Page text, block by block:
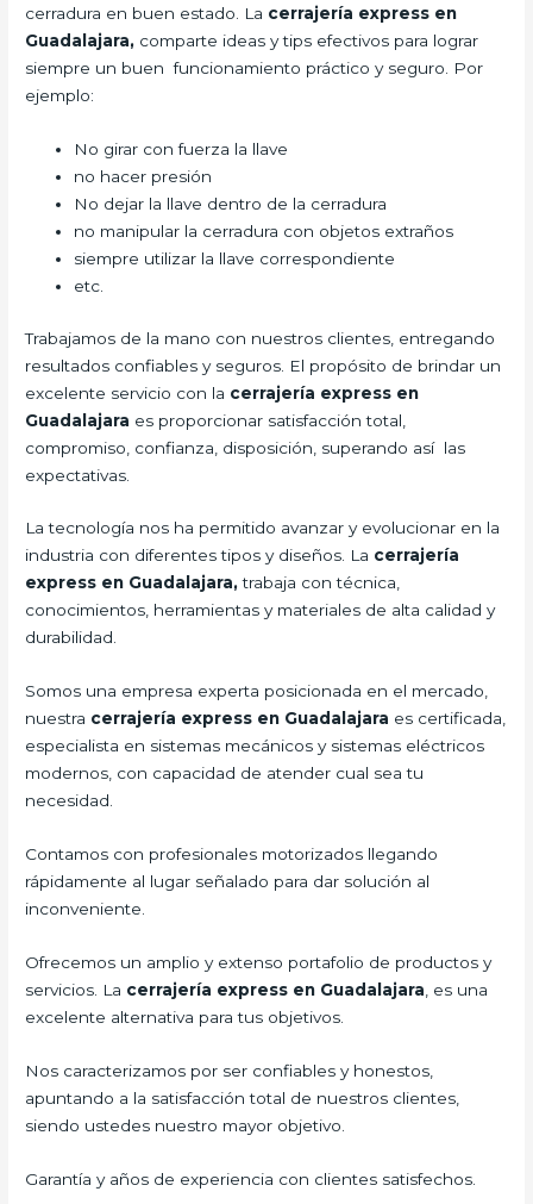
cerradura en buen estado. La cerrajería express en
Guadalajara, comparte ideas y tips efectivos para lograr
siempre un buen funcionamiento práctico y seguro. Por
ejemplo:
No girar con fuerza la llave
no hacer presión
No dejar la llave dentro de la cerradura
no manipular la cerradura con objetos extraños
siempre utilizar la llave correspondiente
etc.
Trabajamos de la mano con nuestros clientes, entregando
resultados confiables y seguros. El propósito de brindar un
excelente servicio con la cerrajería express en
Guadalajara es proporcionar satisfacción total,
compromiso, confianza, disposición, superando así las
expectativas.
La tecnología nos ha permitido avanzar y evolucionar en la
industria con diferentes tipos y diseños. La cerrajería
express en Guadalajara,trabaja con técnica,
conocimientos, herramientas y materiales de alta calidad y
durabilidad.
Somos una empresa experta posicionada en el mercado,
nuestra cerrajería express en Guadalajara es certificada,
especialista en sistemas mecánicos y sistemas eléctricos
modernos, con capacidad de atender cual sea tu
necesidad.
Contamos con profesionales motorizados llegando
rápidamente al lugar señalado para dar solución al
inconveniente.
Ofrecemos un amplio y extenso portafolio de productos y
servicios. La cerrajería express en Guadalajara , es una
excelente alternativa para tus objetivos.
Nos caracterizamos por ser confiables y honestos,
apuntando a la satisfacción total de nuestros clientes,
siendo ustedes nuestro mayor objetivo.
Garantía y años de experiencia con clientes satisfechos.